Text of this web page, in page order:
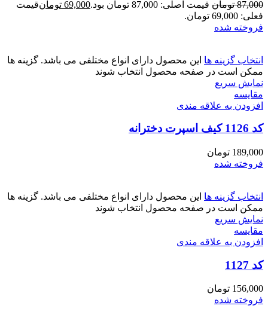
87,000 تومان قیمت اصلی: 87,000 تومان بود. 69,000 تومانقیمت
فعلی: 69,000 تومان.
فروخته شده
انتخاب گزینه ها این محصول دارای انواع مختلفی می باشد. گزینه ها
ممکن است در صفحه محصول انتخاب شوند
نمایش سریع
مقايسه
افزودن به علاقه مندی
کد 1126 کیف اسپرت دخترانه
189,000 تومان
فروخته شده
انتخاب گزینه ها این محصول دارای انواع مختلفی می باشد. گزینه ها
ممکن است در صفحه محصول انتخاب شوند
نمایش سریع
مقايسه
افزودن به علاقه مندی
کد 1127
156,000 تومان
فروخته شده